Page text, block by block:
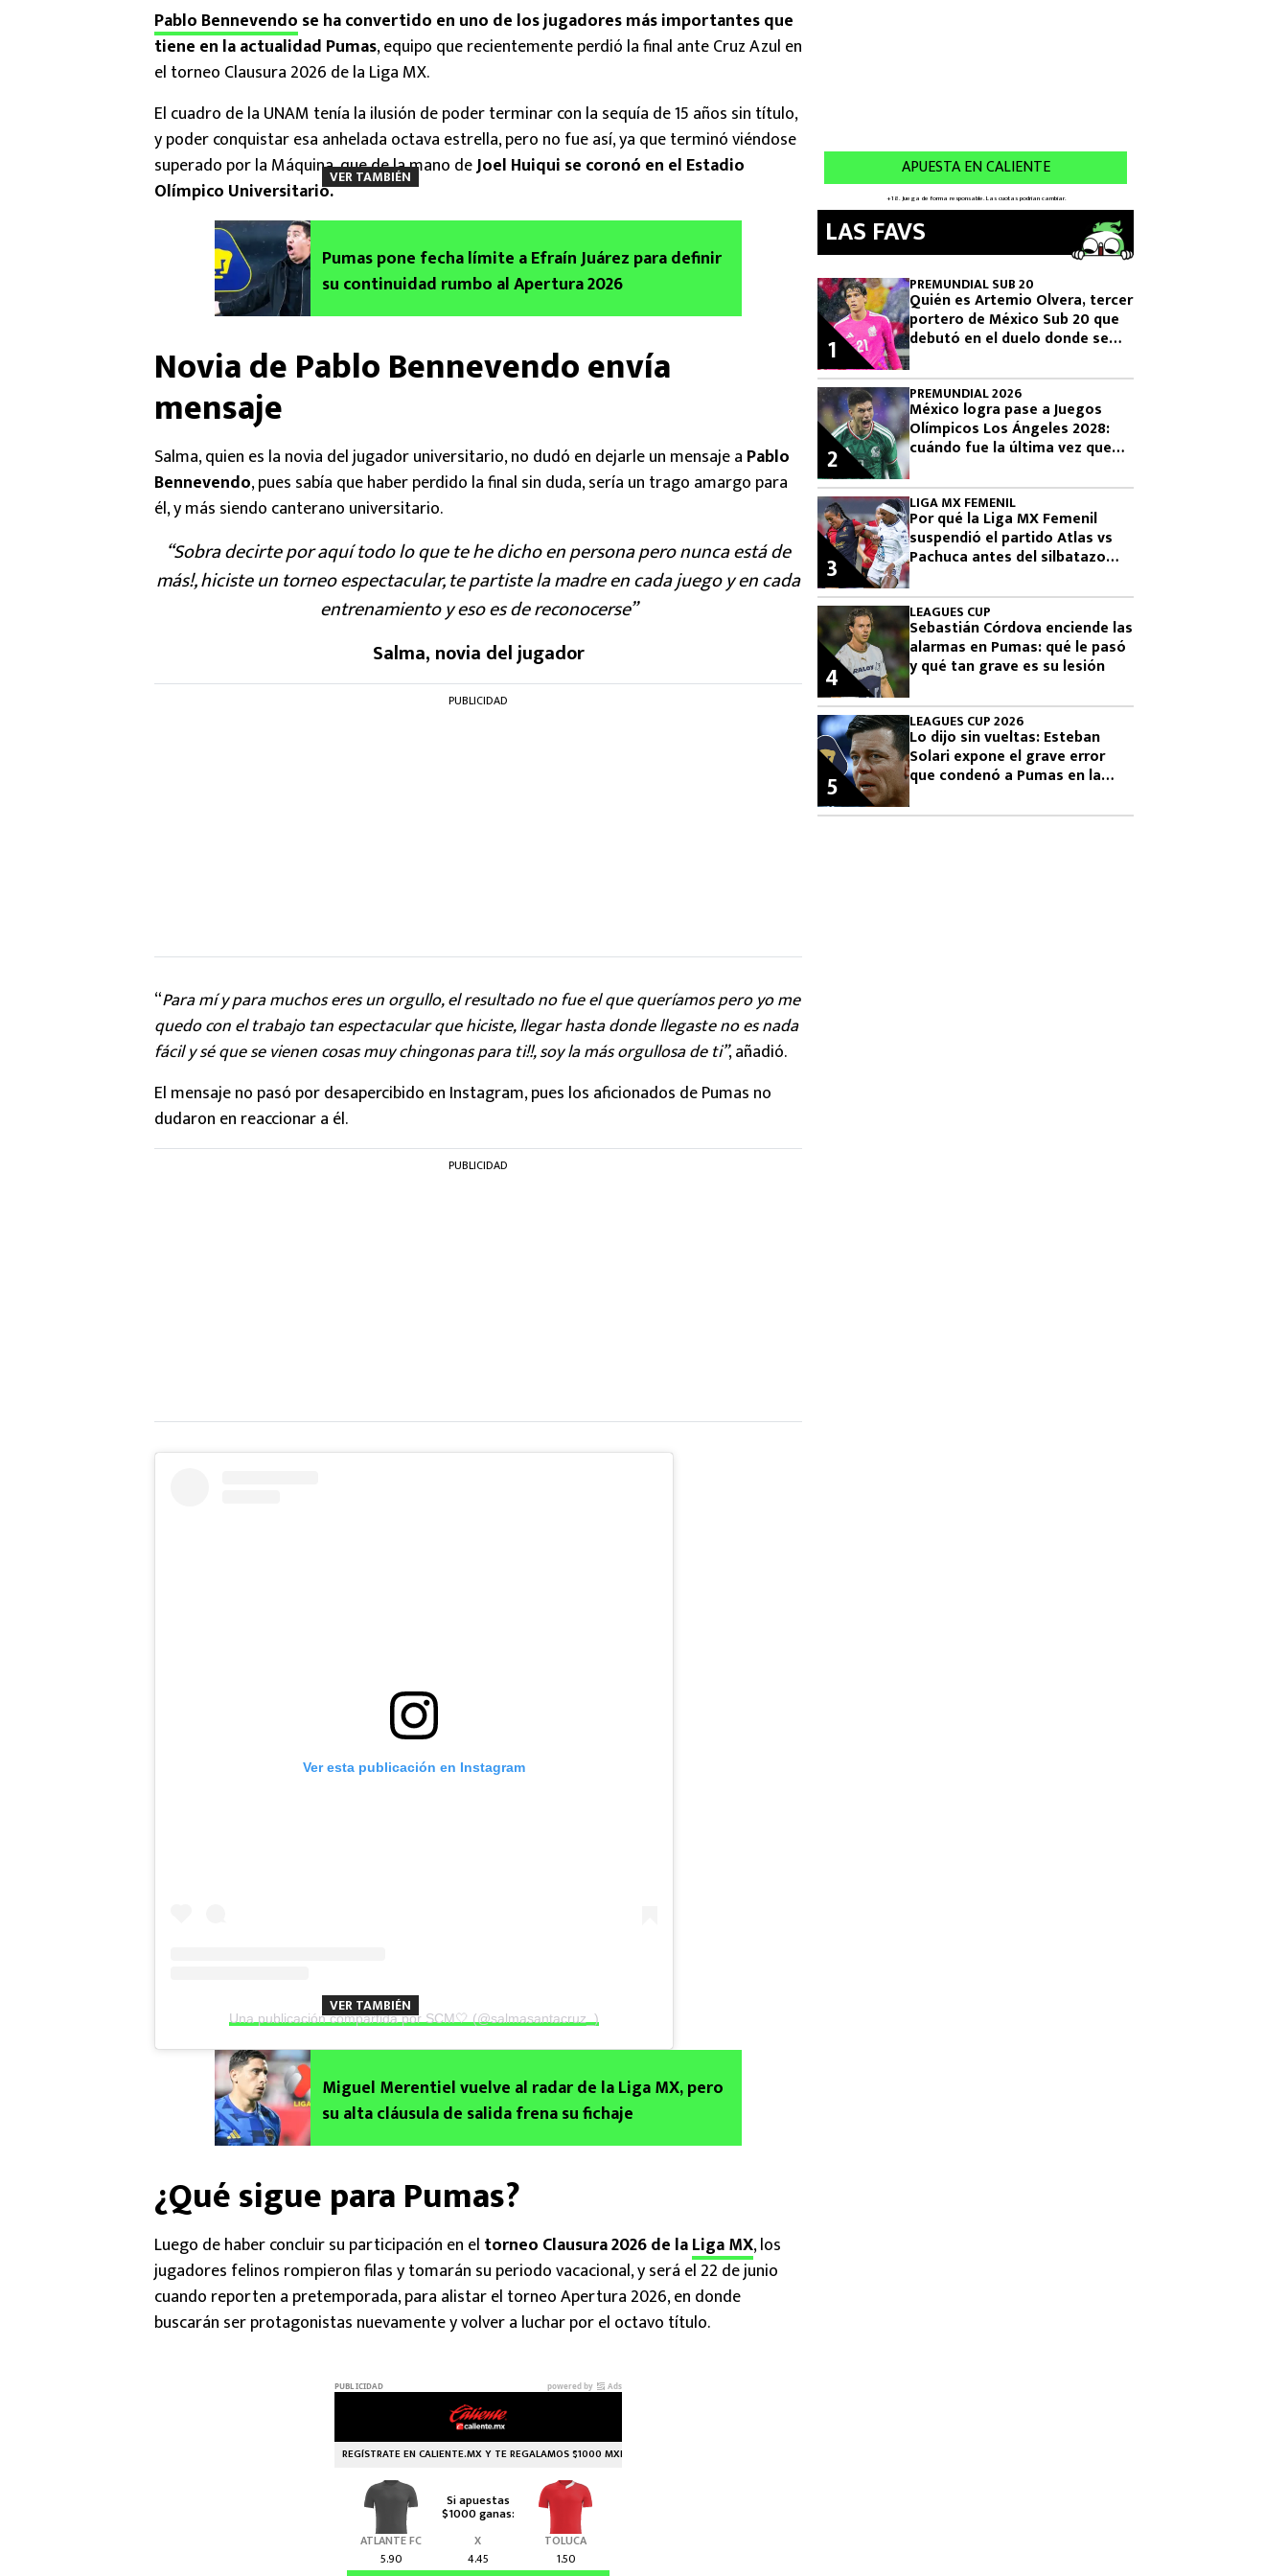
Pablo Bennevendo se ha convertido en uno de los jugadores más importantes que
tiene en la actualidad Pumas, equipo que recientemente perdió la final ante Cruz Azul en
el torneo Clausura 2026 de la Liga MX.
El cuadro de la UNAM tenía la ilusión de poder terminar con la sequía de 15 años sin título,
y poder conquistar esa anhelada octava estrella, pero no fue así, ya que terminó viéndose
superado por la Máquina, que de la mano deJoel Huiqui se coronó en el Estadio
Olímpico Universitario.
VER TAMBIÉN
Pumas pone fecha límite a Efraín Juárez para definir
su continuidad rumbo al Apertura 2026
Novia de Pablo Bennevendo envía
mensaje
Salma, quien es la novia del jugador universitario, no dudó en dejarle un mensaje a Pablo
Bennevendo, pues sabía que haber perdido la final sin duda, sería un trago amargo para
él, y más siendo canterano universitario.
“Sobra decirte por aquí todo lo que te he dicho en persona pero nunca está de
más!, hiciste un torneo espectacular, te partiste la madre en cada juego y en cada
entrenamiento y eso es de reconocerse”
Salma, novia del jugador
PUBLICIDAD
“Para mí y para muchos eres un orgullo, el resultado no fue el que queríamos pero yo me
quedo con el trabajo tan espectacular que hiciste, llegar hasta donde llegaste no es nada
fácil y sé que se vienen cosas muy chingonas para ti!!, soy la más orgullosa de ti”, añadió.
El mensaje no pasó por desapercibido en Instagram, pues los aficionados de Pumas no
dudaron en reaccionar a él.
PUBLICIDAD
Ver esta publicación en Instagram
Una publicación compartida por SCM🤍 (@salmasantacruz_)
VER TAMBIÉN
Miguel Merentiel vuelve al radar de la Liga MX, pero
su alta cláusula de salida frena su fichaje
¿Qué sigue para Pumas?
Luego de haber concluir su participación en el torneo Clausura 2026 de laLiga MX, los
jugadores felinos rompieron filas y tomarán su periodo vacacional, y será el 22 de junio
cuando reporten a pretemporada, para alistar el torneo Apertura 2026, en donde
buscarán ser protagonistas nuevamente y volver a luchar por el octavo título.
LAS FAVS
PREMUNDIAL SUB 20
Quién es Artemio Olvera, tercer
portero de México Sub 20 que
debutó en el duelo donde se
1
PREMUNDIAL 2026
México logra pase a Juegos
Olímpicos Los Ángeles 2028:
cuándo fue la última vez que
2
LIGA MX FEMENIL
Por qué la Liga MX Femenil
suspendió el partido Atlas vs
Pachuca antes del silbatazo
3
LEAGUES CUP
Sebastián Córdova enciende las
alarmas en Pumas: qué le pasó
y qué tan grave es su lesión
4
LEAGUES CUP 2026
Lo dijo sin vueltas: Esteban
Solari expone el grave error
que condenó a Pumas en la
5